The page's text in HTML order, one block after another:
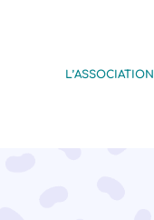
L’ASSOCIATION